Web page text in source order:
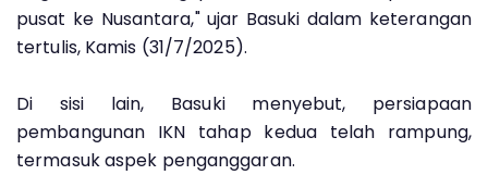
pusat ke Nusantara," ujar Basuki dalam keterangan
tertulis, Kamis (31/7/2025).
Di sisi lain, Basuki menyebut, persiapaan
pembangunan IKN tahap kedua telah rampung,
termasuk aspek penganggaran.